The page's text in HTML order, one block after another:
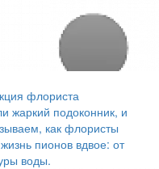
флориста
жаркий подоконник, и
как флористы
пионов вдвое: от
воды.